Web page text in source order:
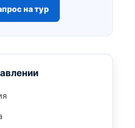
на тур